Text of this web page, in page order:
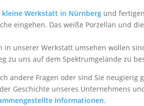
kleine Werkstatt in Nürnberg und
eingehen. Das weiße Porzellan und
in unserer Werkstatt umsehen wollen
zu uns auf dem Spektrumgelände zu
andere Fragen oder sind Sie neugierig
Geschichte unseres Unternehmens
Informationen.